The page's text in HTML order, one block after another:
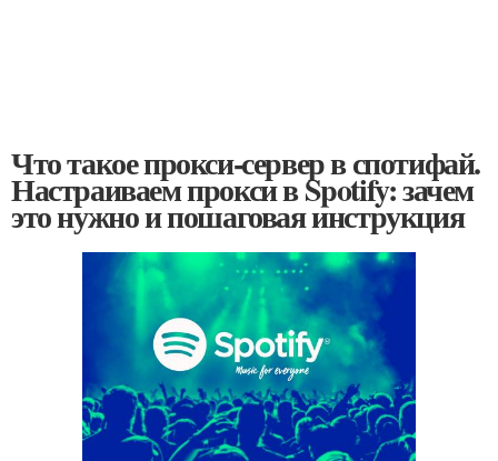
Что такое прокси-сервер в спотифай.
Настраиваем прокси в Spotify: зачем
это нужно и пошаговая инструкция